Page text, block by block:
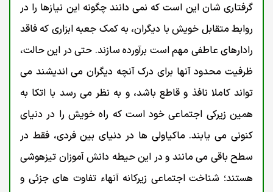
گرفتاری شان این است که نمی دانند چگونه این نیازها را در
روابط متقابل خویش با دیگران، به کمک جعبه ابزاری که فاقد
رادارهای عاطفی مهم است برآورده سازند. حتی در این حالت،
ظرفیت محدود آنها برای درک آنچه دیگران می اندیشند می
تواند کاملا نافذ و قاطع باشد، و به نظر می رسد با اتکا به
همین زیرکی اجتماعی خود است که راه خویش را در دنیای
کنونی می یابند. ماکیاولی ها در دنیای بین فردی، فقط در
سطح باقی می مانند و در این حیطه دانش آموزان تیزهوشی
هستند؛ شناخت اجتماعی زیرکانه آنهاء تفاوت های جزئی و